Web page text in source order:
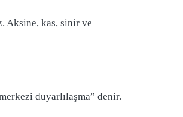
Aksine, kas, sinir ve
duyarlılaşma” denir.